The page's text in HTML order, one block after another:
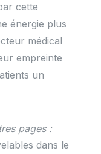
cette
énergie plus
médical
empreinte
un
pages :
dans le